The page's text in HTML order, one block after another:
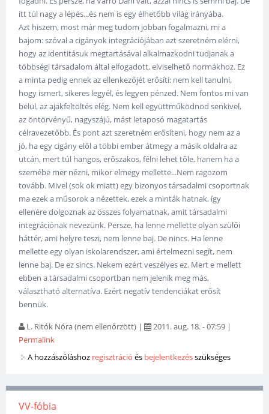
itt túl nagy a lépés...és nem is egy élhetőbb világ irányába.
Azt hiszem, most már meg tudom jobban fogalmazni, mi a
bajom: szóval a cigányok integrációjában azt szeretném elérni,
hogy az identitásuk megtartásával alkalmazkodni tudjanak a
többségi társadalom által elfogadott, elviselhető normákhoz. Ez
a minta pedig ennek az ellenkezőjét erősíti: nem kell tanulni,
hogy ismert, sikeres legyél, és legyen pénzed. Nem fontos mi van
belül, az ajakfeltöltés elég. Nem kell együttműködnöd senkivel,
az öntörvényű, nagyszájú, mást letaposó magatartás
célravezetőbb. És pont azt szeretném erősíteni, hogy nem az a
jó, ha egy cigány elől a többi ember átmegy a másik oldalra az
utcán, mert túl hangos, erőszakos, félni lehet tőle, hanem ha a
szemébe mer nézni, mikor elmegy mellette...Nem ragozom
tovább. Mivel (sok ok miatt) egy bizonyos társadalmi csoportnak
ma ezek a műsorok a nézettek, ezek a minták hatnak, így
ellenére dolgoznak az összes folyamatnak, amit társadalmi
integrációnak nevezünk. Persze, ha lenne mellette olyan szülői
háttér, ami helyre teszi, nem lenne baj. De nincs. Ha lenne
mellette egy olyan iskolarendszer, ami értelmezni segít, nem
lenne baj. De ez sincs. Nekem ezért veszélyes ez. Mert e mellett
ebben a társadalmi csoportban nem jelenik meg más,
választható alternatíva. Ezért negatív tendenciákat erősít
bennük.
L. Ritók Nóra (nem ellenőrzött) | 2011. aug. 18. - 07:59 |
Permalink
A hozzászóláshoz regisztráció és bejelentkezésszükséges
VV-fóbia